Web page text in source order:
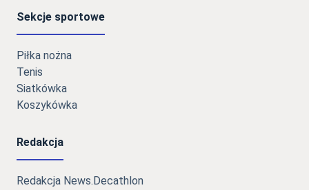
Sekcje sportowe
Piłka nożna
Tenis
Siatkówka
Koszykówka
Redakcja
Redakcja News.Decathlon